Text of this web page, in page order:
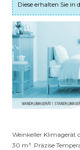
Diese erhalten Sie in
Weinkeller Klimagerät
30 m³. Präzise